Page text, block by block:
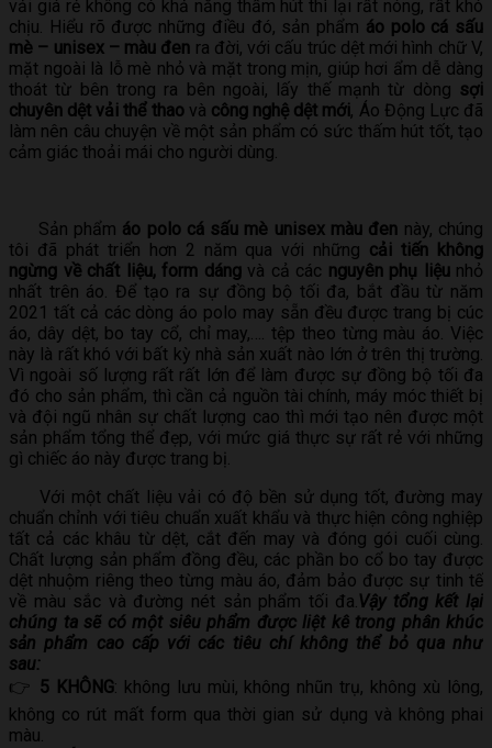
vải giá rẻ không có khả năng thấm hút thì lại rất nóng, rất khó
chịu. Hiểu rõ được những điều đó, sản phẩm áo polo cá sấu
mè – unisex – màu đen ra đời, với cấu trúc dệt mới hình chữ V,
mặt ngoài là lỗ mè nhỏ và mặt trong mịn, giúp hơi ẩm dễ dàng
thoát từ bên trong ra bên ngoài, lấy thế mạnh từ dòng sợi
chuyên dệt vải thể thaovà công nghệ dệt mới, Áo Động Lực đã
làm nên câu chuyện về một sản phẩm có sức thấm hút tốt, tạo
cảm giác thoải mái cho người dùng.
Sản phẩm áo polo cá sấu mè unisex màu đen này, chúng
tôi đã phát triển hơn 2 năm qua với những cải tiến không
ngừng về chất liệu, form dángvà cả các nguyên phụ liệunhỏ
nhất trên áo. Để tạo ra sự đồng bộ tối đa, bắt đầu từ năm
2021 tất cả các dòng áo polo may sẵn đều được trang bị cúc
áo, dây dệt, bo tay cổ, chỉ may,…. tệp theo từng màu áo. Việc
này là rất khó với bất kỳ nhà sản xuất nào lớn ở trên thị trường.
Vì ngoài số lượng rất rất lớn để làm được sự đồng bộ tối đa
đó cho sản phẩm, thì cần cả nguồn tài chính, máy móc thiết bị
và đội ngũ nhân sự chất lượng cao thì mới tạo nên được một
sản phẩm tổng thể đẹp, với mức giá thực sự rất rẻ với những
gì chiếc áo này được trang bị.
Với một chất liệu vải có độ bền sử dụng tốt, đường may
chuẩn chỉnh với tiêu chuẩn xuất khẩu và thực hiện công nghiệp
tất cả các khâu từ dệt, cắt đến may và đóng gói cuối cùng.
Chất lượng sản phẩm đồng đều, các phần bo cổ bo tay được
dệt nhuộm riêng theo từng màu áo, đảm bảo được sự tinh tế
về màu sắc và đường nét sản phẩm tối đa.Vậy tổng kết lại
chúng ta sẽ có một siêu phẩm được liệt kê trong phân khúc
sản phẩm cao cấp với các tiêu chí không thể bỏ qua như
sau:
👉 5 KHÔNG: không lưu mùi, không nhũn trụ, không xù lông,
không co rút mất form qua thời gian sử dụng và không phai
màu.